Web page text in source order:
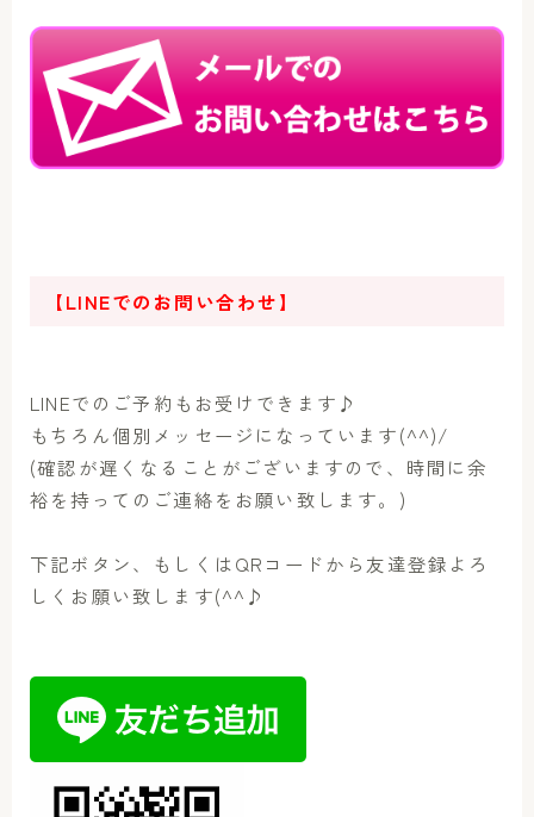
【LINEでのお問い合わせ】
LINEでのご予約もお受けできます♪
もちろん個別メッセージになっています(^^)/
(確認が遅くなることがございますので、時間に余
裕を持ってのご連絡をお願い致します。)
下記ボタン、もしくはQRコードから友達登録よろ
しくお願い致します(^^♪